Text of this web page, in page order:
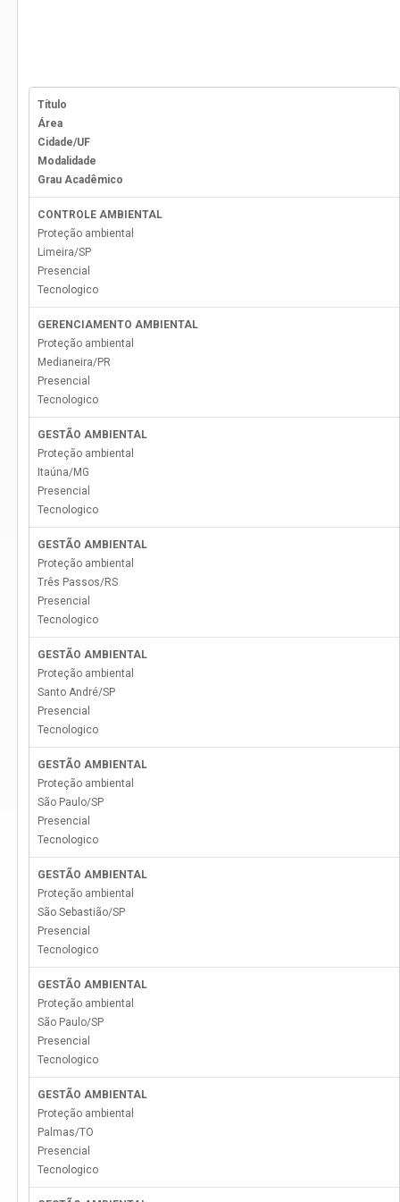
Título
Área
Cidade/UF
Modalidade
Grau Acadêmico
CONTROLE AMBIENTAL
Proteção ambiental
Limeira/SP
Presencial
Tecnologico
GERENCIAMENTO AMBIENTAL
Proteção ambiental
Medianeira/PR
Presencial
Tecnologico
GESTÃO AMBIENTAL
Proteção ambiental
Itaúna/MG
Presencial
Tecnologico
GESTÃO AMBIENTAL
Proteção ambiental
Três Passos/RS
Presencial
Tecnologico
GESTÃO AMBIENTAL
Proteção ambiental
Santo André/SP
Presencial
Tecnologico
GESTÃO AMBIENTAL
Proteção ambiental
São Paulo/SP
Presencial
Tecnologico
GESTÃO AMBIENTAL
Proteção ambiental
São Sebastião/SP
Presencial
Tecnologico
GESTÃO AMBIENTAL
Proteção ambiental
São Paulo/SP
Presencial
Tecnologico
GESTÃO AMBIENTAL
Proteção ambiental
Palmas/TO
Presencial
Tecnologico